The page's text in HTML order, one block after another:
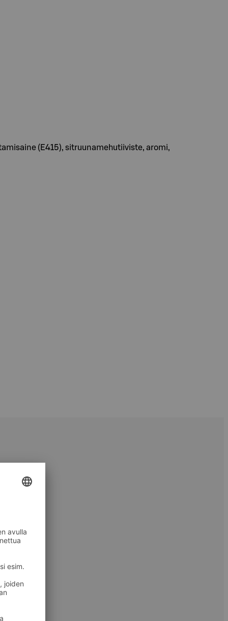
(E415), sitruunamehutiiviste, aromi,